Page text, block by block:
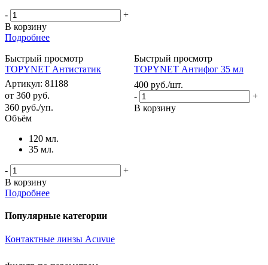
-
+
В корзину
Подробнее
Быстрый просмотр
TOPYNET Антистатик
Артикул: 81188
от 360 руб.
360 руб./уп.
Объём
120 мл.
35 мл.
-
+
В корзину
Подробнее
Быстрый просмотр
TOPYNET Антифог 35 мл
400 руб./шт.
-
+
В корзину
Популярные категории
Контактные линзы Acuvue